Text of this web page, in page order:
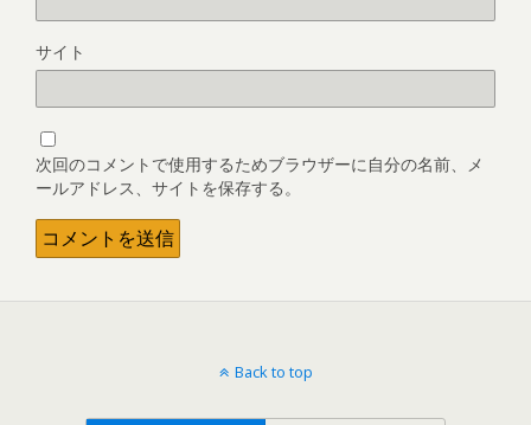
サイト
次回のコメントで使用するためブラウザーに自分の名前、メ
ールアドレス、サイトを保存する。
Back to top